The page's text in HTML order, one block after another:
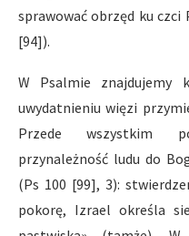
sprawować obrzęd ku czci
[94]).
W Psalmie znajdujemy
uwydatnieniu więzi
Przede wszystkim
przynależność ludu do
(Ps 100 [99], 3):
pokorę, Izrael określa